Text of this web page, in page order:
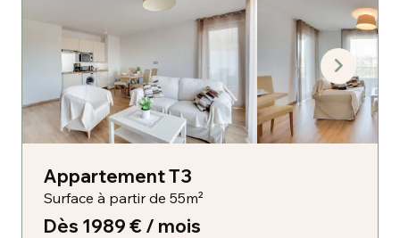
Appartement T3
Surface à partir de 55m²
Dès 1989 € / mois